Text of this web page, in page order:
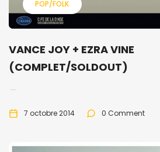
POP/FOLK
VANCE JOY + EZRA VINE
(COMPLET/SOLDOUT)
...
7 octobre 2014 0 Comment